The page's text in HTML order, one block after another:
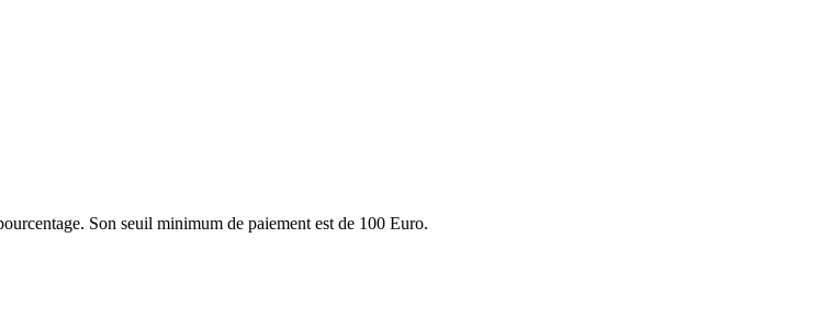
Son seuil minimum de paiement est de 100 Euro.